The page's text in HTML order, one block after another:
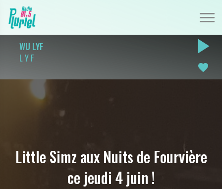
WU LYF
L Y F
play_arrow
favorite
Little Simz aux Nuits de Fourvière
ce jeudi 4 juin !